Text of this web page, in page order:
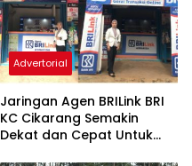
Advertorial
Jaringan Agen BRILink BRI
KC Cikarang Semakin
Dekat dan Cepat Untuk